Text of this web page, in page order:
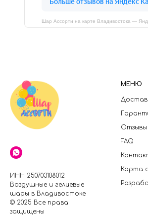
Шар Ассорти на карте Владивостока —
ИНН 250703108012
Воздушные и гелиевые
шары в Владивостоке
© 2025 Все права
защищены
МЕНЮ
Отзывы
FAQ
Карта